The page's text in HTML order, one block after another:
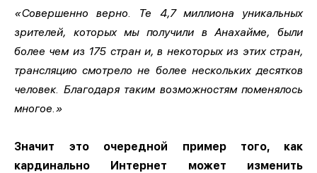
«Совершенно верно. Те 4,7 миллиона уникальных
зрителей, которых мы получили в Анахайме, были
более чем из 175 стран и, в некоторых из этих стран,
трансляцию смотрело не более нескольких десятков
человек. Благодаря таким возможностям поменялось
многое.»
Значит это очередной пример того, как
кардинально Интернет может изменить